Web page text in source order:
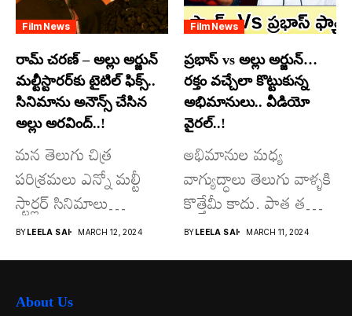
Film News
రామ్ చరణ్ – అల్లు అర్జున్
మల్టీస్టారర్​కు టైటిల్ ఫిక్స్..
సినిమాను అనౌన్స్ చేసిన
అల్లు అరవింద్..!
మన తెలుగు చిత్ర
పరిశ్రమలు ఎన్నో మల్టీ
స్టార్లర్ సినిమాలు
వచ్చాయి.. కొన్ని సినిమాలు
అయితే...
BY LEELA SAI MARCH 12, 2024
Film News
ప్రభాస్ vs అల్లు అర్జున్…
రక్తం వచ్చేలా కొట్టుకున్న
అభిమానులు.. వీడియో
వైరల్..!
అభిమానుల మధ్య
వాగ్యుద్ధాలు తెలుగు వాళ్ళకి
కొత్తేమీ కాదు. పాత తరం
నటుల నుంచి నేటి...
BY LEELA SAI MARCH 11, 2024
About Us